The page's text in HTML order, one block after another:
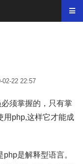
02-22 22:57
须掌握的，只有掌
用php,这样它才能成
是解释型语言。